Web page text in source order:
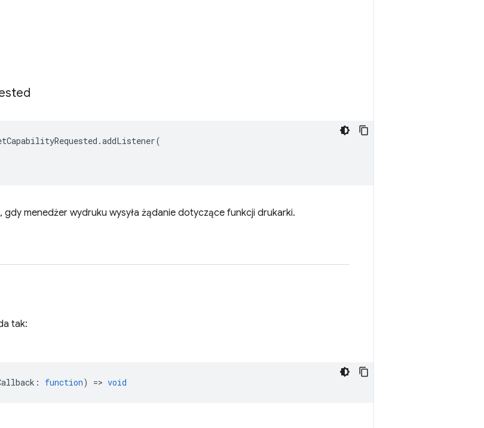
.addListener(
gdy menedżer wydruku wysyła żądanie dotyczące funkcji drukarki.
tak:
: function) => void